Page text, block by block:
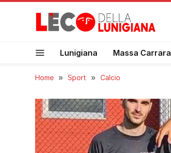
Lunigiana Massa Carrara
Home » Sport » Calcio